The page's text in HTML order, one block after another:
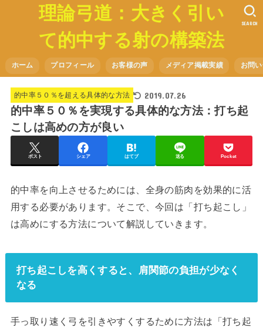
理論弓道：大きく引い
て的中する射の構築法
ホーム プロフィール お客様の声 メディア掲載実績 お問
SEARCH
的中率５０％を超える具体的な方法 2019.07.26
的中率５０％を実現する具体的な方法：打ち起
こしは高めの方が良い
ポスト シェア はてブ 送る Pocket
的中率を向上させるためには、全身の筋肉を効果的に活
用する必要があります。そこで、今回は「打ち起こし」
は高めにする方法について解説していきます。
打ち起こしを高くすると、肩関節の負担が少なく
なる
手っ取り速く弓を引きやすくするために方法は「打ち起